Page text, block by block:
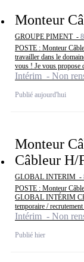
Monteur
GROUPE PIMENT -
POSTE : Monteur
travailler dans le
vous ! Je vous propose
Intérim - Non
Publié aujourd'hui
Monteur
Câbleur H/
GLOBAL INTERIM -
POSTE : Monteur
GLOBAL INTÉRIM
temporaire /
Intérim - Non
Publié hier